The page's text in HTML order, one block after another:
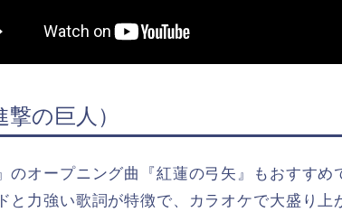
の巨人）
のオープニング曲『紅蓮の弓矢』もおすすめ
と力強い歌詞が特徴で、カラオケで大盛り上